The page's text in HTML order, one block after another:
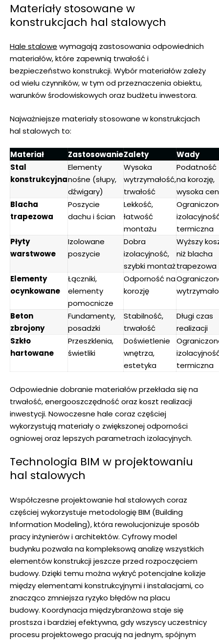
Materiały stosowane w
konstrukcjach hal stalowych
Hale stalowe wymagają zastosowania odpowiednich
materiałów, które zapewnią trwałość i
bezpieczeństwo konstrukcji. Wybór materiałów zależy
od wielu czynników, w tym od przeznaczenia obiektu,
warunków środowiskowych oraz budżetu inwestora.
Najważniejsze materiały stosowane w konstrukcjach
hal stalowych to:
Materiał ZastosowanieZalety
Wady
Stal
konstrukcyjna
Elementy
nośne (słupy,
dźwigary)
Wysoka
wytrzymałość,
trwałość
Podatność
na korozję,
wysoka
Blacha
trapezowa
Poszycie
dachu i ścian
Lekkość,
łatwość
montażu
termiczna
Płyty
warstwowe
Izolowane
poszycie
Dobra
izolacyjność,
szybki montaż
Wyższy
niż blacha
trapezowa
Elementy
ocynkowane
Łączniki,
elementy
pomocnicze
Odporność na
korozję
Beton
zbrojony
Fundamenty,
posadzki
Stabilność,
trwałość
Długi czas
realizacji
Szkło
hartowane
Przeszklenia,
świetliki
Doświetlenie
wnętrza,
estetyka
termiczna
Odpowiednie dobranie materiałów przekłada się na
trwałość, energooszczędność oraz koszt realizacji
inwestycji. Nowoczesne hale coraz częściej
wykorzystują materiały o zwiększonej odporności
ogniowej oraz lepszych parametrach izolacyjnych.
Technologia BIM w projektowaniu
hal stalowych
Współczesne projektowanie hal stalowych coraz
częściej wykorzystuje metodologię BIM (Building
Information Modeling), która rewolucjonizuje sposób
pracy inżynierów i architektów. Cyfrowy model
budynkupozwala na kompleksową analizę wszystkich
elementów konstrukcji jeszcze przed rozpoczęciem
budowy. Dzięki temu można wykryć potencjalne kolizje
między elementami konstrukcyjnymi i instalacjami, co
znacząco zmniejsza ryzyko błędów na placu
budowy. Koordynacja międzybranżowastaje się
prostsza i bardziej efektywna, gdy wszyscy uczestnicy
procesu projektowego pracują na jednym, spójnym